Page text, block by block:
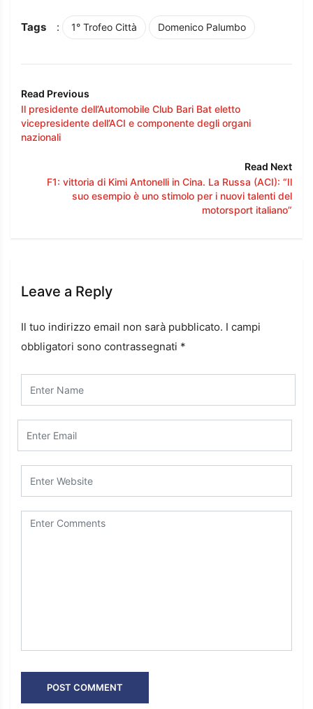
Tags : 1° Trofeo Città Domenico Palumbo
Read Previous
Il presidente dell’Automobile Club Bari Bat eletto
vicepresidente dell’ACI e componente degli organi
nazionali
Read Next
F1: vittoria di Kimi Antonelli in Cina. La Russa (ACI): “Il
suo esempio è uno stimolo per i nuovi talenti del
motorsport italiano”
Leave a Reply
Il tuo indirizzo email non sarà pubblicato. I campi
obbligatori sono contrassegnati *